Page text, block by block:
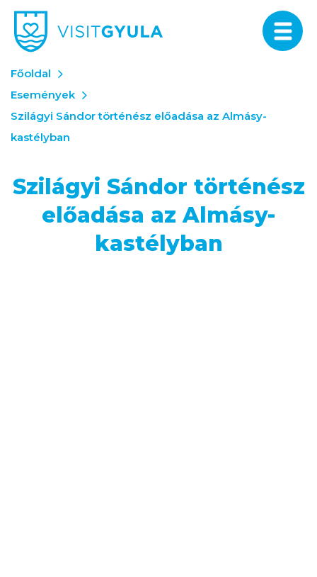
Főoldal
Események
Szilágyi Sándor történész előadása az Almásy-
kastélyban
Szilágyi Sándor történész
előadása az Almásy-
kastélyban